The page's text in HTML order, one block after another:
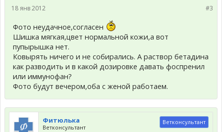
#3
18 янв 2012
Фото неудачное,согласен
Шишка мягкая,цвет нормальной кожи,а вот
пупырышка нет.
Ковырять ничего и не собирались. А раствор бетадина
как разводить и в какой дозировке давать фоспренил
или иммунофан?
Фото будут вечером,оба с женой работаем.
Фитюлька
Ветконсультант
Ветконсультант